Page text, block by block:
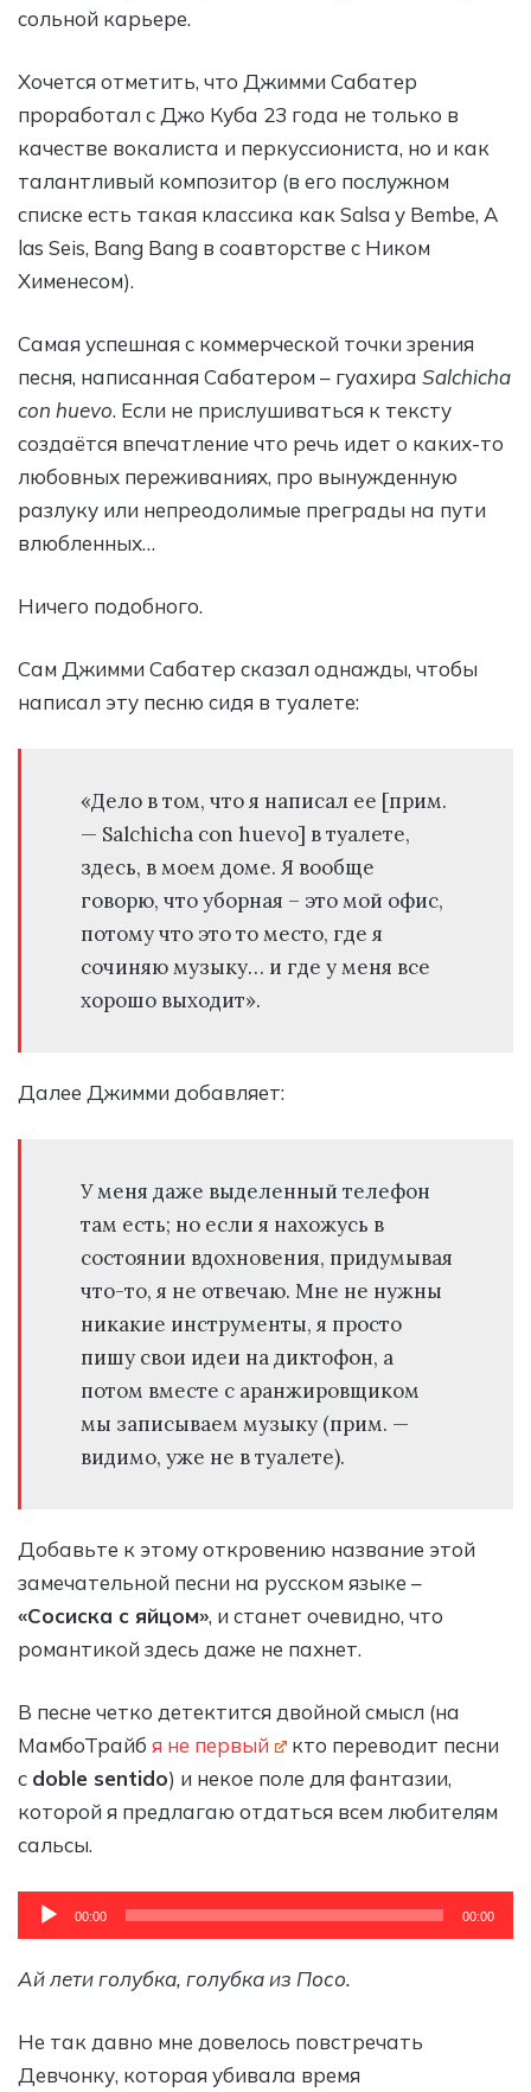
сольной карьере.
Хочется отметить, что Джимми Сабатер
проработал с Джо Куба 23 года не только в
качестве вокалиста и перкуссиониста, но и как
талантливый композитор (в его послужном
списке есть такая классика как Salsa y Bembe, A
las Seis, Bang Bang в соавторстве с Ником
Хименесом).
Cамая успешная с коммерческой точки зрения
песня, написанная Сабатером – гуахира Salchicha
con huevo. Если не прислушиваться к тексту
создаётся впечатление что речь идет о каких-то
любовных переживаниях, про вынужденную
разлуку или непреодолимые преграды на пути
влюбленных…
Ничего подобного.
Сам Джимми Сабатер сказал однажды, чтобы
написал эту песню сидя в туалете:
«Дело в том, что я написал ее [прим.
— Salchicha con huevo] в туалете,
здесь, в моем доме. Я вообще
говорю, что уборная – это мой офис,
потому что это то место, где я
сочиняю музыку… и где у меня все
хорошо выходит».
Далее Джимми добавляет:
У меня даже выделенный телефон
там есть; но если я нахожусь в
состоянии вдохновения, придумывая
что-то, я не отвечаю. Мне не нужны
никакие инструменты, я просто
пишу свои идеи на диктофон, а
потом вместе с аранжировщиком
мы записываем музыку (прим. —
видимо, уже не в туалете).
Добавьте к этому откровению название этой
замечательной песни на русском языке –
«Сосиска с яйцом», и станет очевидно, что
романтикой здесь даже не пахнет.
В песне четко детектится двойной смысл (на
МамбоТрайб я не первый
кто переводит песни
с doble sentido) и некое поле для фантазии,
которой я предлагаю отдаться всем любителям
сальсы.
Аудиоплеер
00:00 00:00
Ай лети голубка, голубка из Посо.
Не так давно мне довелось повстречать
Девчонку, которая убивала время